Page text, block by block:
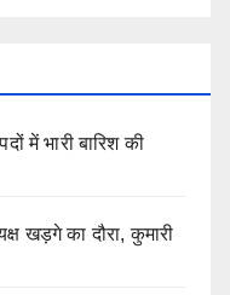
में भारी बारिश की
खड़गे का दौरा, कुमारी